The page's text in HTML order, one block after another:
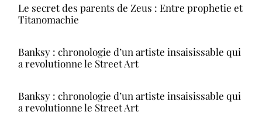
Le secret des parents de Zeus : Entre prophetie et
Titanomachie
Banksy : chronologie d’un artiste insaisissable qui
a revolutionne le Street Art
Banksy : chronologie d’un artiste insaisissable qui
a revolutionne le Street Art